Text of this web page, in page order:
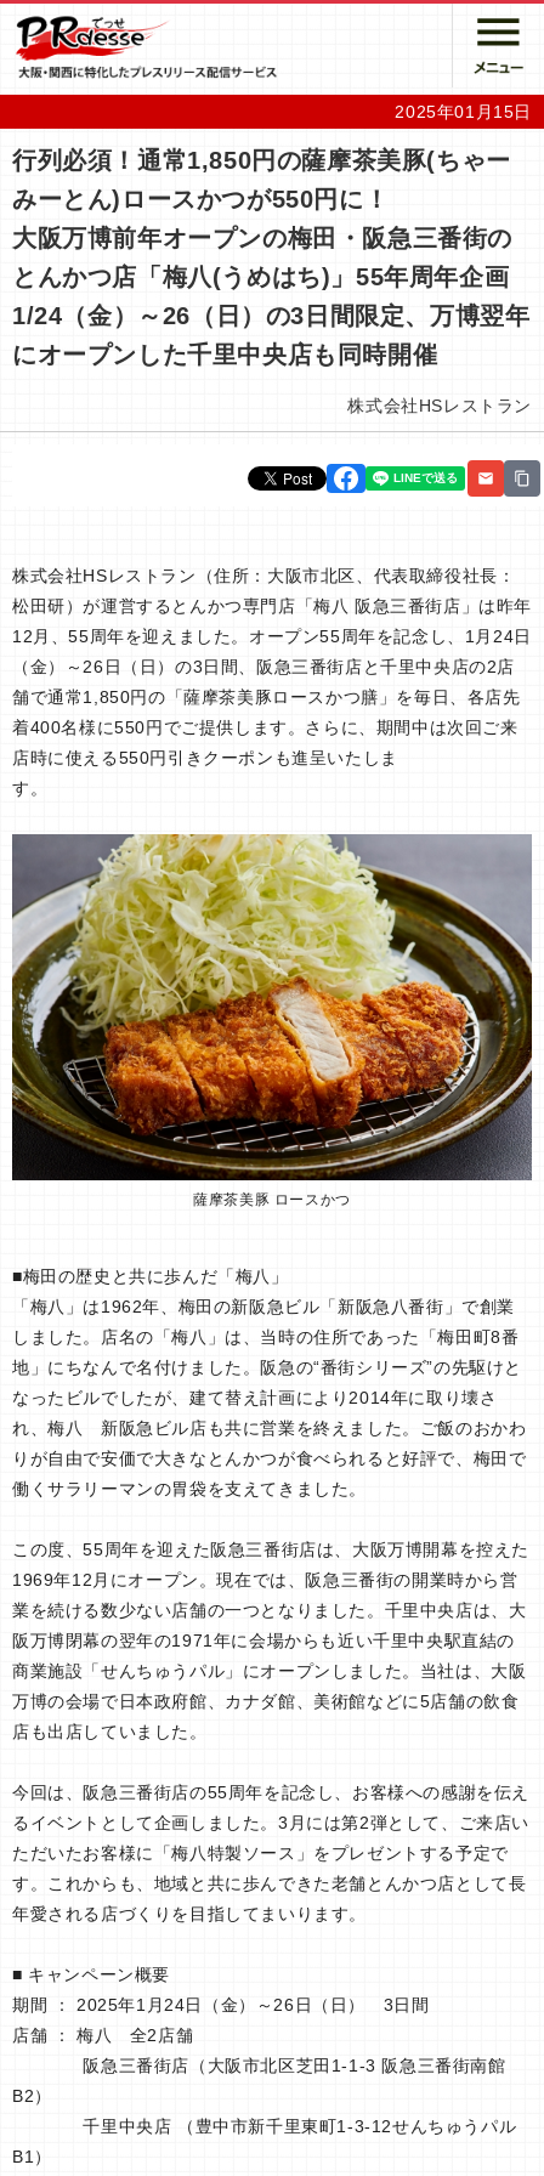
2025年01月15日
行列必須！通常1,850円の薩摩茶美豚(ちゃー
みーとん)ロースかつが550円に！
大阪万博前年オープンの梅田・阪急三番街の
とんかつ店「梅八(うめはち)」55年周年企画
1/24（金）～26（日）の3日間限定、万博翌年
にオープンした千里中央店も同時開催
株式会社HSレストラン
株式会社HSレストラン（住所：大阪市北区、代表取締役社長：
松田研）が運営するとんかつ専門店「梅八 阪急三番街店」は昨年
12月、55周年を迎えました。オープン55周年を記念し、1月24日
（金）～26日（日）の3日間、阪急三番街店と千里中央店の2店
舗で通常1,850円の「薩摩茶美豚ロースかつ膳」を毎日、各店先
着400名様に550円でご提供します。さらに、期間中は次回ご来
店時に使える550円引きクーポンも進呈いたしま
す。
薩摩茶美豚 ロースかつ
■梅田の歴史と共に歩んだ「梅八」
「梅八」は1962年、梅田の新阪急ビル「新阪急八番街」で創業
しました。店名の「梅八」は、当時の住所であった「梅田町8番
地」にちなんで名付けました。阪急の“番街シリーズ”の先駆けと
なったビルでしたが、建て替え計画により2014年に取り壊さ
れ、梅八 新阪急ビル店も共に営業を終えました。ご飯のおかわ
りが自由で安価で大きなとんかつが食べられると好評で、梅田で
働くサラリーマンの胃袋を支えてきました。
この度、55周年を迎えた阪急三番街店は、大阪万博開幕を控えた
1969年12月にオープン。現在では、阪急三番街の開業時から営
業を続ける数少ない店舗の一つとなりました。千里中央店は、大
阪万博閉幕の翌年の1971年に会場からも近い千里中央駅直結の
商業施設「せんちゅうパル」にオープンしました。当社は、大阪
万博の会場で日本政府館、カナダ館、美術館などに5店舗の飲食
店も出店していました。
今回は、阪急三番街店の55周年を記念し、お客様への感謝を伝え
るイベントとして企画しました。3月には第2弾として、ご来店い
ただいたお客様に「梅八特製ソース」をプレゼントする予定で
す。これからも、地域と共に歩んできた老舗とんかつ店として長
年愛される店づくりを目指してまいります。
■ キャンペーン概要
期間 ： 2025年1月24日（金）～26日（日） 3日間
店舗 ： 梅八 全2店舗
阪急三番街店（大阪市北区芝田1-1-3 阪急三番街南館
B2）
千里中央店 （豊中市新千里東町1-3-12せんちゅうパル
B1）